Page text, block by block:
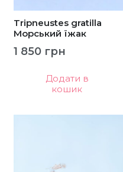
Tripneustes gratilla
Морський їжак
1 850 грн
Додати в
кошик